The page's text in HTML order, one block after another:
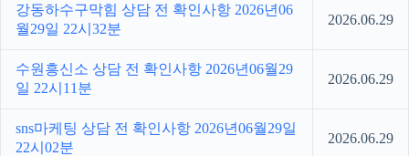
강동하수구막힘 상담 전 확인사항 2026년06
월29일 22시32분
2026.06.29
수원흥신소 상담 전 확인사항 2026년06월29
일 22시11분
2026.06.29
sns마케팅 상담 전 확인사항 2026년06월29일
22시02분
2026.06.29